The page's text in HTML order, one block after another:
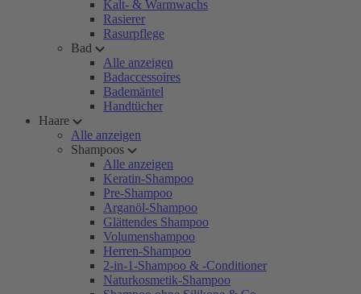
Kalt- & Warmwachs
Rasierer
Rasurpflege
Bad
Alle anzeigen
Badaccessoires
Bademäntel
Handtücher
Haare
Alle anzeigen
Shampoos
Alle anzeigen
Keratin-Shampoo
Pre-Shampoo
Arganöl-Shampoo
Glättendes Shampoo
Volumenshampoo
Herren-Shampoo
2-in-1-Shampoo & -Conditioner
Naturkosmetik-Shampoo